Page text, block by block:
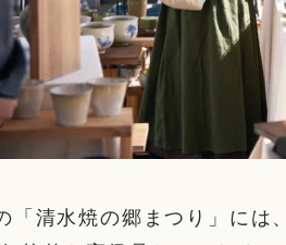
「清水焼の郷まつり」には